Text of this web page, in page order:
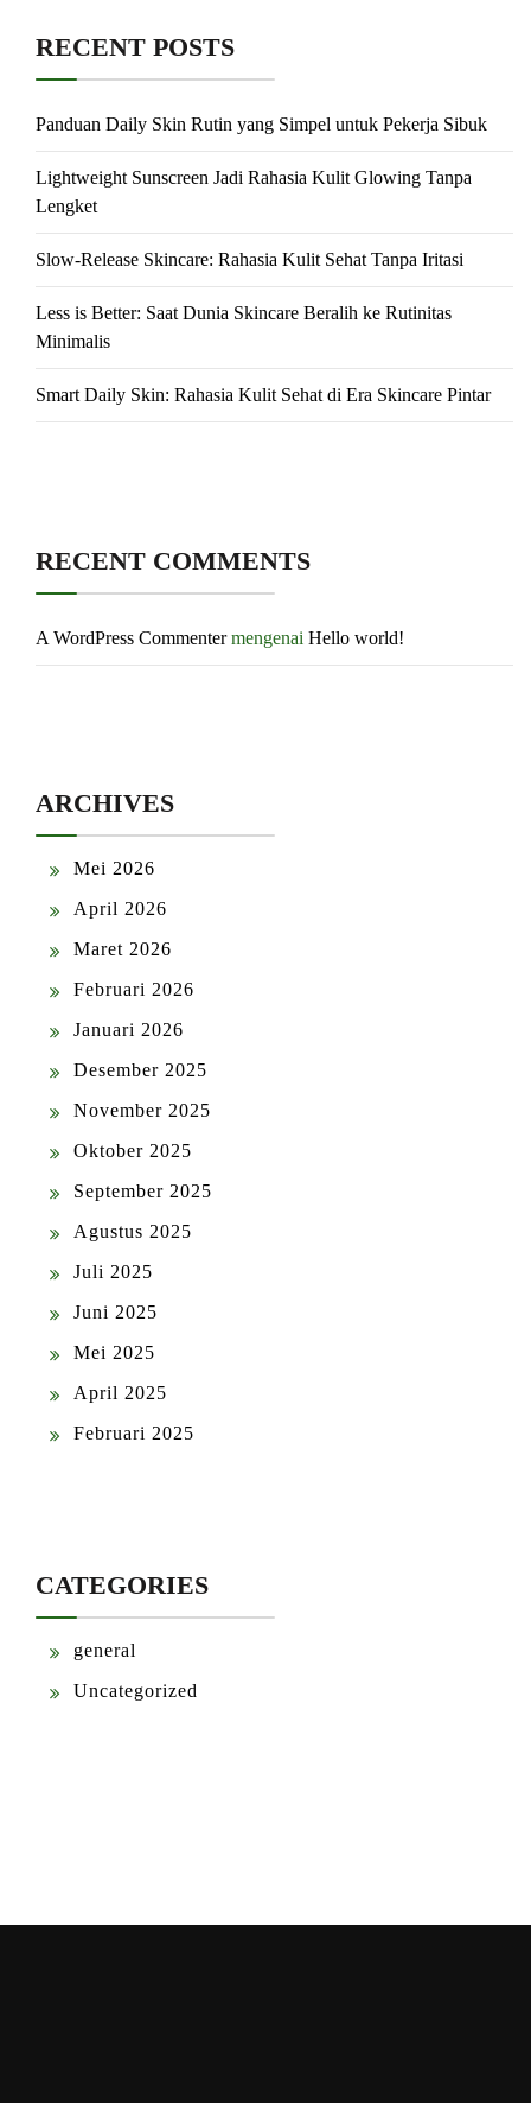
RECENT POSTS
Panduan Daily Skin Rutin yang Simpel untuk Pekerja Sibuk
Lightweight Sunscreen Jadi Rahasia Kulit Glowing Tanpa
Lengket
Slow-Release Skincare: Rahasia Kulit Sehat Tanpa Iritasi
Less is Better: Saat Dunia Skincare Beralih ke Rutinitas
Minimalis
Smart Daily Skin: Rahasia Kulit Sehat di Era Skincare Pintar
RECENT COMMENTS
A WordPress Commentermengenai Hello world!
ARCHIVES
Mei 2026
April 2026
Maret 2026
Februari 2026
Januari 2026
Desember 2025
November 2025
Oktober 2025
September 2025
Agustus 2025
Juli 2025
Juni 2025
Mei 2025
April 2025
Februari 2025
CATEGORIES
general
Uncategorized